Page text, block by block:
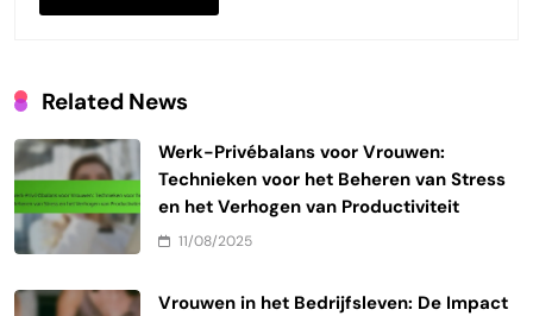
Related News
Werk-Privébalans voor Vrouwen:
Technieken voor het Beheren van Stress
en het Verhogen van Productiviteit
11/08/2025
Vrouwen in het Bedrijfsleven: De Impact